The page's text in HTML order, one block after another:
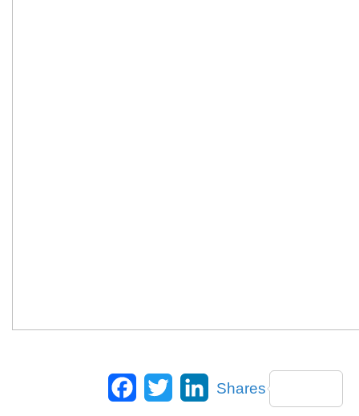
Facebook
Twitter LinkedIn
Shares